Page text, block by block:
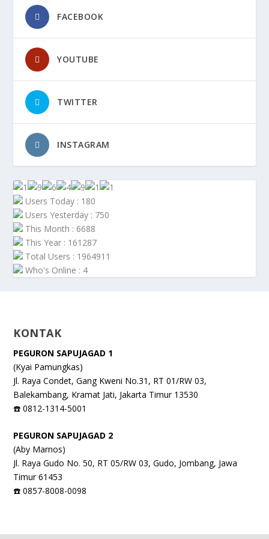
FACEBOOK
YOUTUBE
TWITTER
INSTAGRAM
Users Today : 180
Users Yesterday : 750
This Month : 6688
This Year : 161287
Total Users : 1964911
Who's Online : 4
KONTAK
PEGURON SAPUJAGAD 1
(Kyai Pamungkas)
Jl. Raya Condet, Gang Kweni No.31, RT 01/RW 03,
Balekambang, Kramat Jati, Jakarta Timur 13530
☎️ 0812-1314-5001
PEGURON SAPUJAGAD 2
(Aby Marnos)
Jl. Raya Gudo No. 50, RT 05/RW 03, Gudo, Jombang, Jawa
Timur 61453
☎️ 0857-8008-0098